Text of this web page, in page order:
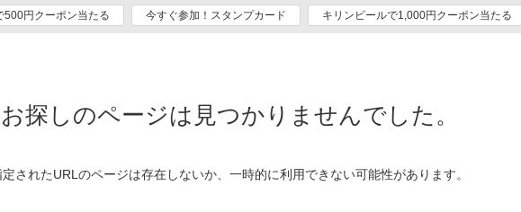
500円クーポン当たる 今すぐ参加！スタンプカード キリンビールで1,000円クーポン当たる
お探しのページは見つかりませんでした。
定されたURLのページは存在しないか、一時的に利用できない可能性があります。